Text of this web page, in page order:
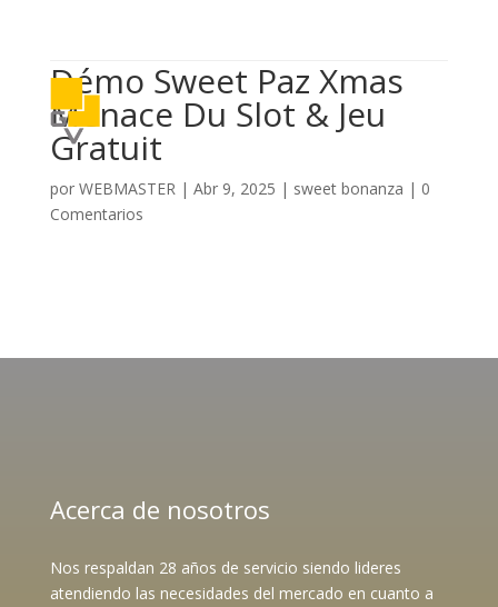
Démo Sweet Paz Xmas ️
Menace Du Slot & Jeu
Gratuit
por WEBMASTER| Abr 9, 2025 | sweet bonanza | 0
Comentarios
Acerca de nosotros
Nos respaldan 28 años de servicio siendo lideres
atendiendo las necesidades del mercado en cuanto a